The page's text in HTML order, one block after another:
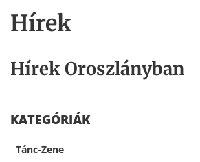
Hírek
Hírek Oroszlányban
KATEGÓRIÁK
Tánc-Zene